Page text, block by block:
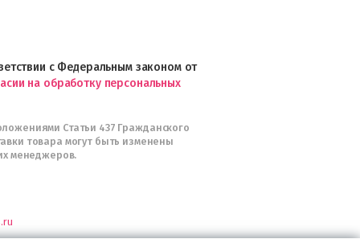
в
Telegram
с Федеральным законом от
на обработку персональных
Статьи 437 Гражданского
товара могут быть изменены
менеджеров.